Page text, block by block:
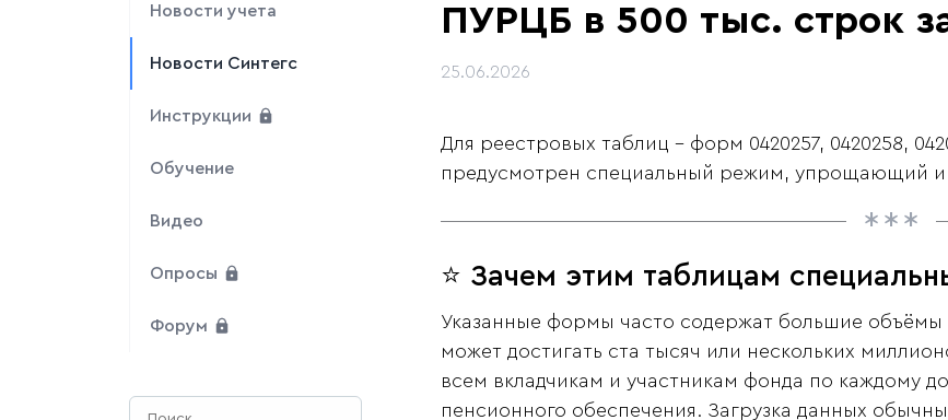
Новости учета
Новости Синтегс
Инструкции
Обучение
Видео
Опросы
Форум
ПУРЦБ в 500 тыс. строк
25.06.2026
Для реестровых таблиц - форм 0420257, 0420258,
предусмотрен специальный режим, упрощающий
⭐ Зачем этим таблицам
Указанные формы часто содержат большие
может достигать ста тысяч или нескольких
всем вкладчикам и участникам фонда по каждому
пенсионного обеспечения. Загрузка данных